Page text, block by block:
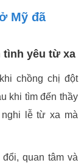
Mỹ đã
tình yêu từ xa
chồng chị đột
khi tìm đến thầy
lễ từ xa mà
quan tâm và